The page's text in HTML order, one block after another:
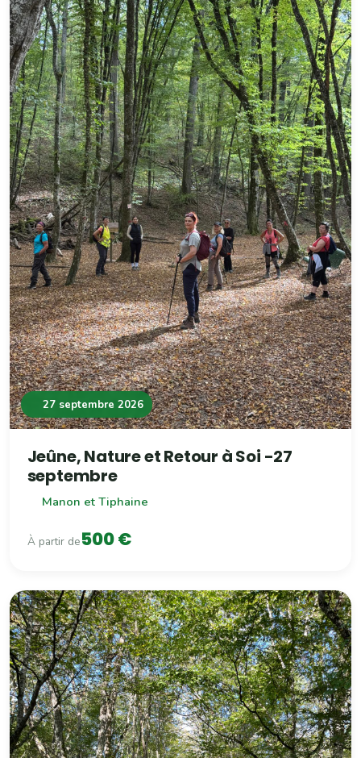
27 septembre 2026
Jeûne, Nature et Retour à Soi -27
septembre
Manon et Tiphaine
À partir de500 €